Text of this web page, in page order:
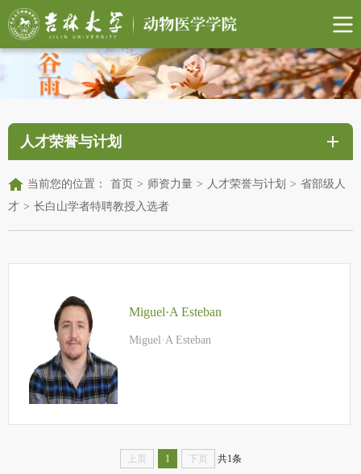
人才荣誉与计划
当前您的位置： 首页 > 师资力量 > 人才荣誉与计划 > 省部级人
才 > 长白山学者特聘教授入选者
Miguel·A Esteban
Miguel·A Esteban
上页 1 下页 共1条